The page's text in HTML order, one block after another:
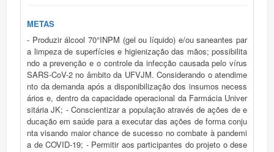
METAS
- Produzir álcool 70°INPM (gel ou líquido) e/ou saneantes par
a limpeza de superfícies e higienização das mãos; possibilita
ndo a prevenção e o controle da infecção causada pelo vírus
SARS-CoV-2 no âmbito da UFVJM. Considerando o atendime
nto da demanda após a disponibilização dos insumos necess
ários e, dentro da capacidade operacional da Farmácia Univer
sitária JK; - Conscientizar a população através de ações de e
ducação em saúde para a executar das ações de forma conju
nta visando maior chance de sucesso no combate à pandemi
a de COVID-19; - Permitir aos participantes do projeto o dese